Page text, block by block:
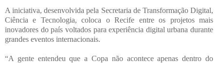
A iniciativa, desenvolvida pela Secretaria de Transformação Digital,
Ciência e Tecnologia, coloca o Recife entre os projetos mais
inovadores do país voltados para experiência digital urbana durante
grandes eventos internacionais.
“A gente entendeu que a Copa não acontece apenas dentro do